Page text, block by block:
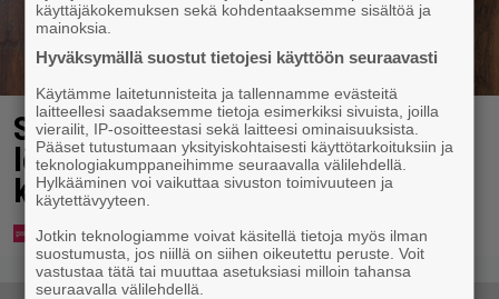
Syötkö perunoita näin? Tutkijat
löysivät yhteyden vakavaan
kansansairauteen
käyttäjäkokemuksen sekä kohdentaaksemme sisältöä ja
mainoksia.
Hyväksymällä suostut tietojesi käyttöön seuraavasti
Käytämme laitetunnisteita ja tallennamme evästeitä
laitteellesi saadaksemme tietoja esimerkiksi sivuista, joilla
vierailit, IP-osoitteestasi sekä laitteesi ominaisuuksista.
Pääset tutustumaan yksityiskohtaisesti käyttötarkoituksiin ja
teknologiakumppaneihimme seuraavalla välilehdellä.
Hylkääminen voi vaikuttaa sivuston toimivuuteen ja
käytettävyyteen.
Jotkin teknologiamme voivat käsitellä tietoja myös ilman
suostumusta, jos niillä on siihen oikeutettu peruste. Voit
vastustaa tätä tai muuttaa asetuksiasi milloin tahansa
seuraavalla välilehdellä.